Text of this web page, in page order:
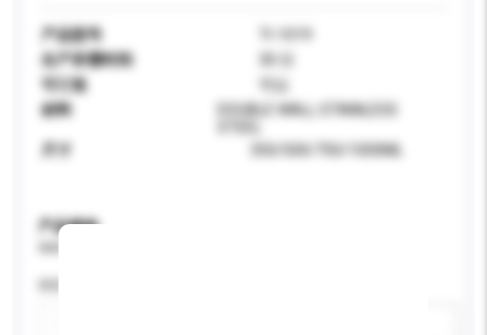
产品型号
生产所需时间
30 日
可订造
可以
材料
DOUBLE WALL STAINLESS
350/500/750/1000ML
产品规格